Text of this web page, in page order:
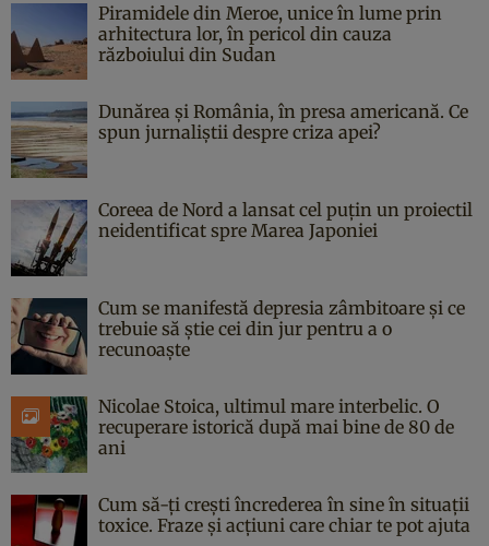
Piramidele din Meroe, unice în lume prin
arhitectura lor, în pericol din cauza
războiului din Sudan
Dunărea și România, în presa americană. Ce
spun jurnaliștii despre criza apei?
Coreea de Nord a lansat cel puțin un proiectil
neidentificat spre Marea Japoniei
Cum se manifestă depresia zâmbitoare și ce
trebuie să știe cei din jur pentru a o
recunoaște
Nicolae Stoica, ultimul mare interbelic. O
recuperare istorică după mai bine de 80 de
ani
Cum să-ți crești încrederea în sine în situații
toxice. Fraze și acțiuni care chiar te pot ajuta